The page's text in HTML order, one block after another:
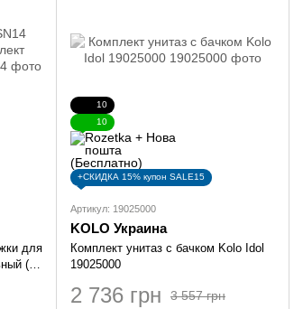
для
(2
10
10
+СКИДКА 15% купон SALE15
Артикул: 19025000
KOLO Украина
Комплект унитаз с бачком Kolo Idol
19025000
3 557 грн
2 736 грн